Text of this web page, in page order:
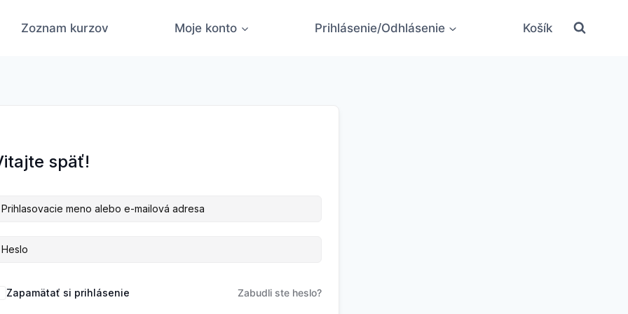
Zoznam kurzov Moje konto Prihlásenie/Odhlásenie Košík
späť!
Zapamätať si prihlásenie Zabudli ste heslo?